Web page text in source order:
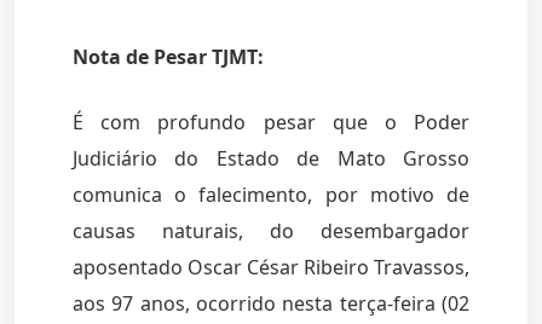
Nota de Pesar TJMT:
É com profundo pesar que o Poder
Judiciário do Estado de Mato Grosso
comunica o falecimento, por motivo de
causas naturais, do desembargador
aposentado Oscar César Ribeiro Travassos,
aos 97 anos, ocorrido nesta terça-feira (02